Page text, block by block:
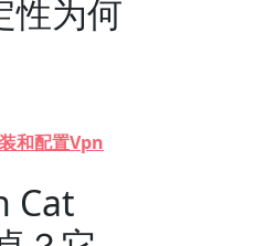
性为何
和配置Vpn
Cat